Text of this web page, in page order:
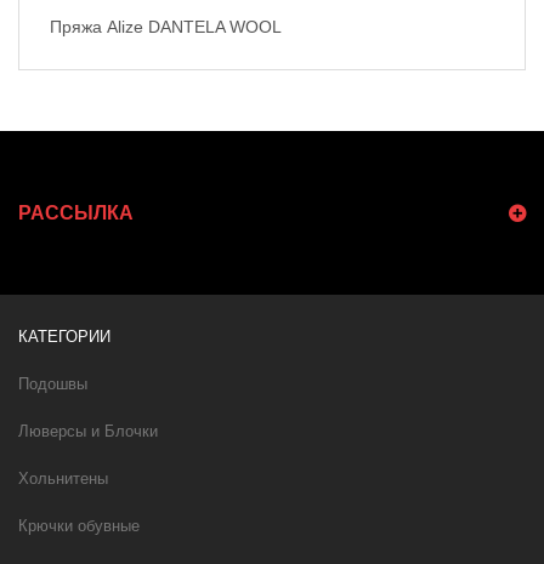
Пряжа Alize DANTELA WOOL
РАССЫЛКА
КАТЕГОРИИ
Подошвы
Люверсы и Блочки
Хольнитены
Крючки обувные